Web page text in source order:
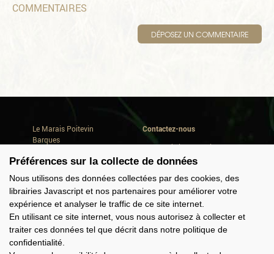
COMMENTAIRES
DÉPOSEZ UN COMMENTAIRE
Le Marais Poitevin
Barques
Où manger
Conseils de séjour
Quoi faire
Consommer local
Domaine Cardinaud
Offres groupes
Contactez-nous
Avenue de la Repentie
79460 Magné
Tél. +33(0) 5 49 35 90 47
info@marais-poitevin.com
Préférences sur la collecte de données
Nous utilisons des données collectées par des cookies, des
librairies Javascript et nos partenaires pour améliorer votre
expérience et analyser le traffic de ce site internet.
En utilisant ce site internet, vous nous autorisez à collecter et
traiter ces données tel que décrit dans notre politique de
confidentialité.